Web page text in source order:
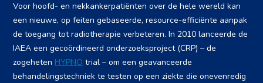
Voor hoofd- en nekkankerpatiënten over de hele wereld kan
een nieuwe, op feiten gebaseerde, resource-efficiënte aanpak
de toegang tot radiotherapie verbeteren. In 2010 lanceerde de
IAEA een gecoördineerd onderzoeksproject (CRP) – de
zogeheten HYPNO trial – om een geavanceerde
behandelingstechniek te testen op een ziekte die onevenredig